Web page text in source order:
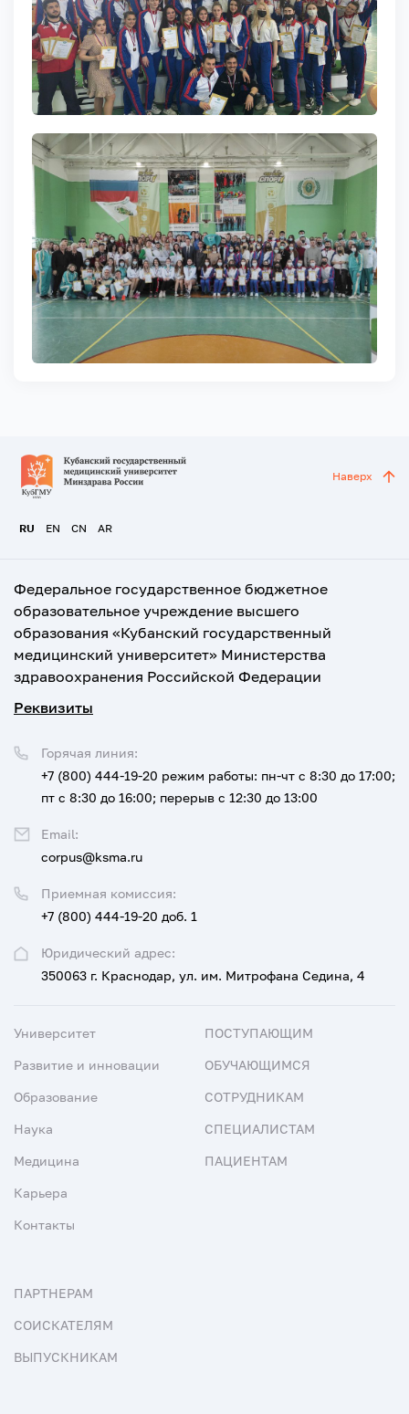
RU EN CN AR
Наверх
Федеральное государственное бюджетное
образовательное учреждение высшего
образования «Кубанский государственный
медицинский университет» Министерства
здравоохранения Российской Федерации
Реквизиты
Юридический адрес:
350063 г. Краснодар, ул. им. Митрофана Седина, 4
Приемная комиссия:
+7 (800) 444-19-20 доб. 1
Горячая линия:
+7 (800) 444-19-20 режим работы: пн-чт с 8:30 до 17:00;
пт с 8:30 до 16:00; перерыв с 12:30 до 13:00
Email:
corpus@ksma.ru
Университет
Развитие и инновации
Образование
Наука
Медицина
Карьера
Контакты
ПОСТУПАЮЩИМ
ОБУЧАЮЩИМСЯ
СОТРУДНИКАМ
СПЕЦИАЛИСТАМ
ПАЦИЕНТАМ
ПАРТНЕРАМ
СОИСКАТЕЛЯМ
ВЫПУСКНИКАМ